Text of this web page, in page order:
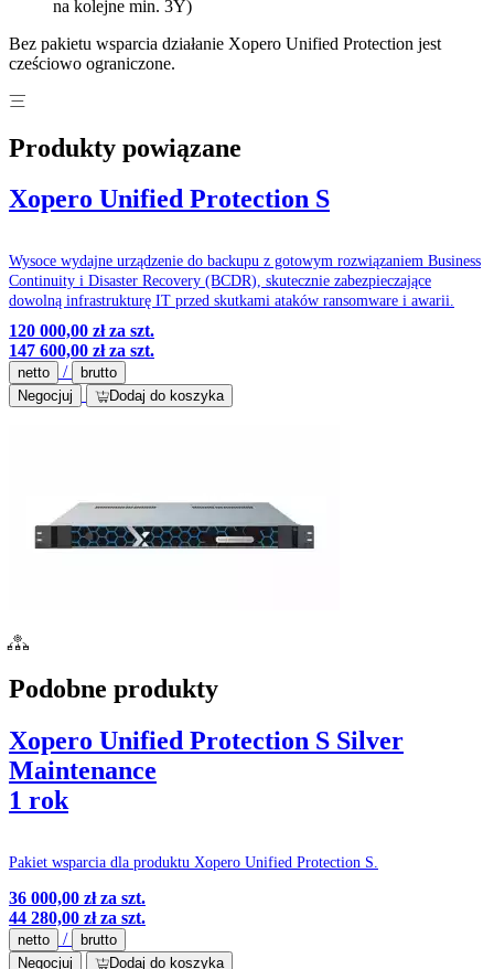
na kolejne min. 3Y)
Bez pakietu wsparcia działanie Xopero Unified Protection jest
cześciowo ograniczone.
Produkty powiązane
Xopero Unified Protection S
Wysoce wydajne urządzenie do backupu z gotowym rozwiązaniem Business
Continuity i Disaster Recovery (BCDR), skutecznie zabezpieczające
dowolną infrastrukturę IT przed skutkami ataków ransomware i awarii.
120 000,00 złza szt.
147 600,00 złza szt.
netto /
brutto
Negocjuj
Dodaj do koszyka
Podobne produkty
Xopero Unified Protection S Silver
Maintenance
1 rok
Pakiet wsparcia dla produktu Xopero Unified Protection S.
36 000,00 złza szt.
44 280,00 złza szt.
netto /
brutto
Negocjuj
Dodaj do koszyka